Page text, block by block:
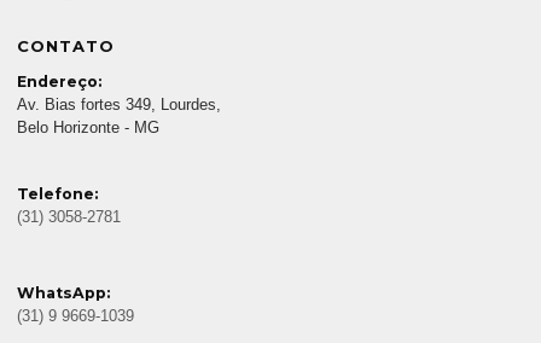
CONTATO
Endereço:
Av. Bias fortes 349, Lourdes,
Belo Horizonte - MG
Telefone:
(31) 3058-2781
WhatsApp:
(31) 9 9669-1039